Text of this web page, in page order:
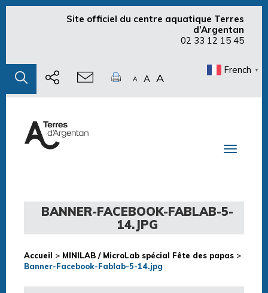
Site officiel du centre aquatique Terres
d’Argentan
02 33 12 15 45
A A A
French ▼
Toggle
BANNER-FACEBOOK-FABLAB-5-
14.JPG
Accueil > MINILAB / MicroLab spécial Fête des papas >
Banner-Facebook-Fablab-5-14.jpg